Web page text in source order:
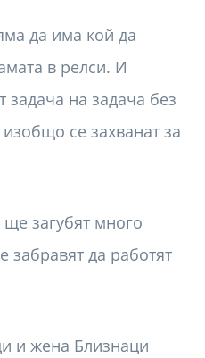
да има кой да
в релси. И
задача на задача без
се захванат за
загубят много
да работят
и жена Близнаци